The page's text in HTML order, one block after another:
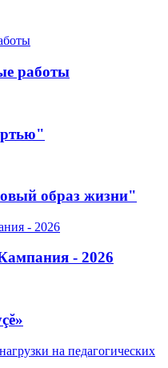
работы
образ жизни"
- 2026